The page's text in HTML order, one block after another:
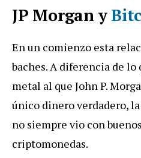
JP Morgan y
En un comienzo esta
baches. A diferencia de
metal al que John P.
único dinero verdadero,
no siempre vio con
criptomonedas.